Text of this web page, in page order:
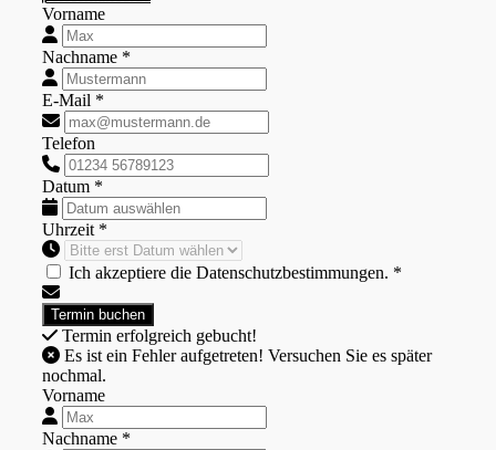
Vorname
Nachname *
E-Mail *
Telefon
Datum *
Uhrzeit *
Ich akzeptiere die Datenschutzbestimmungen. *
Termin erfolgreich gebucht!
nochmal.
Vorname
Nachname *